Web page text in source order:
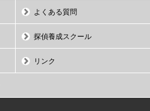
よくある質問
探偵養成スクール
リンク